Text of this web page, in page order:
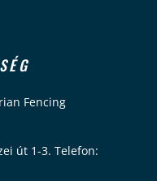
Fencing
út 1-3. Telefon: